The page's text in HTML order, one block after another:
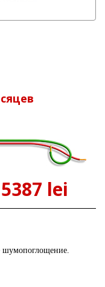
5387 lei
шумопоглощение.